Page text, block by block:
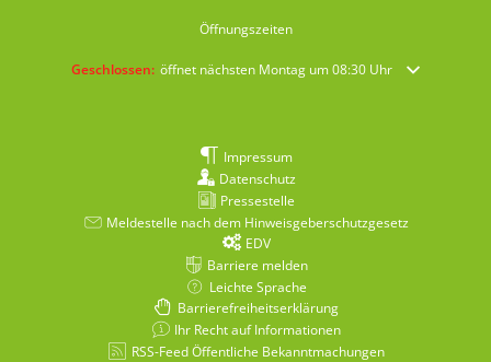
Öffnungszeiten
Klicken, um weitere Öffnungs- oder Schließzeiten auszublenden
Geschlossen: öffnet nächsten Montag um 08:30 Uhr
Impressum
Datenschutz
Pressestelle
Meldestelle nach dem Hinweisgeberschutzgesetz
EDV
Barriere melden
Leichte Sprache
Barrierefreiheitserklärung
Ihr Recht auf Informationen
RSS-Feed Öffentliche Bekanntmachungen